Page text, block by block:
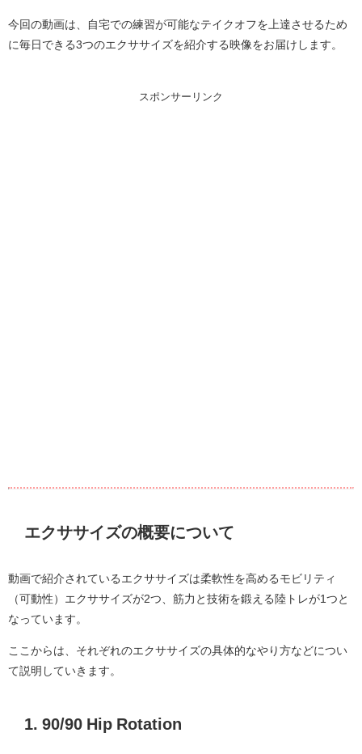
今回の動画は、自宅での練習が可能なテイクオフを上達させるため
に毎日できる3つのエクササイズを紹介する映像をお届けします。
スポンサーリンク
エクササイズの概要について
動画で紹介されているエクササイズは柔軟性を高めるモビリティ
（可動性）エクササイズが2つ、筋力と技術を鍛える陸トレが1つと
なっています。
ここからは、それぞれのエクササイズの具体的なやり方などについ
て説明していきます。
1. 90/90 Hip Rotation